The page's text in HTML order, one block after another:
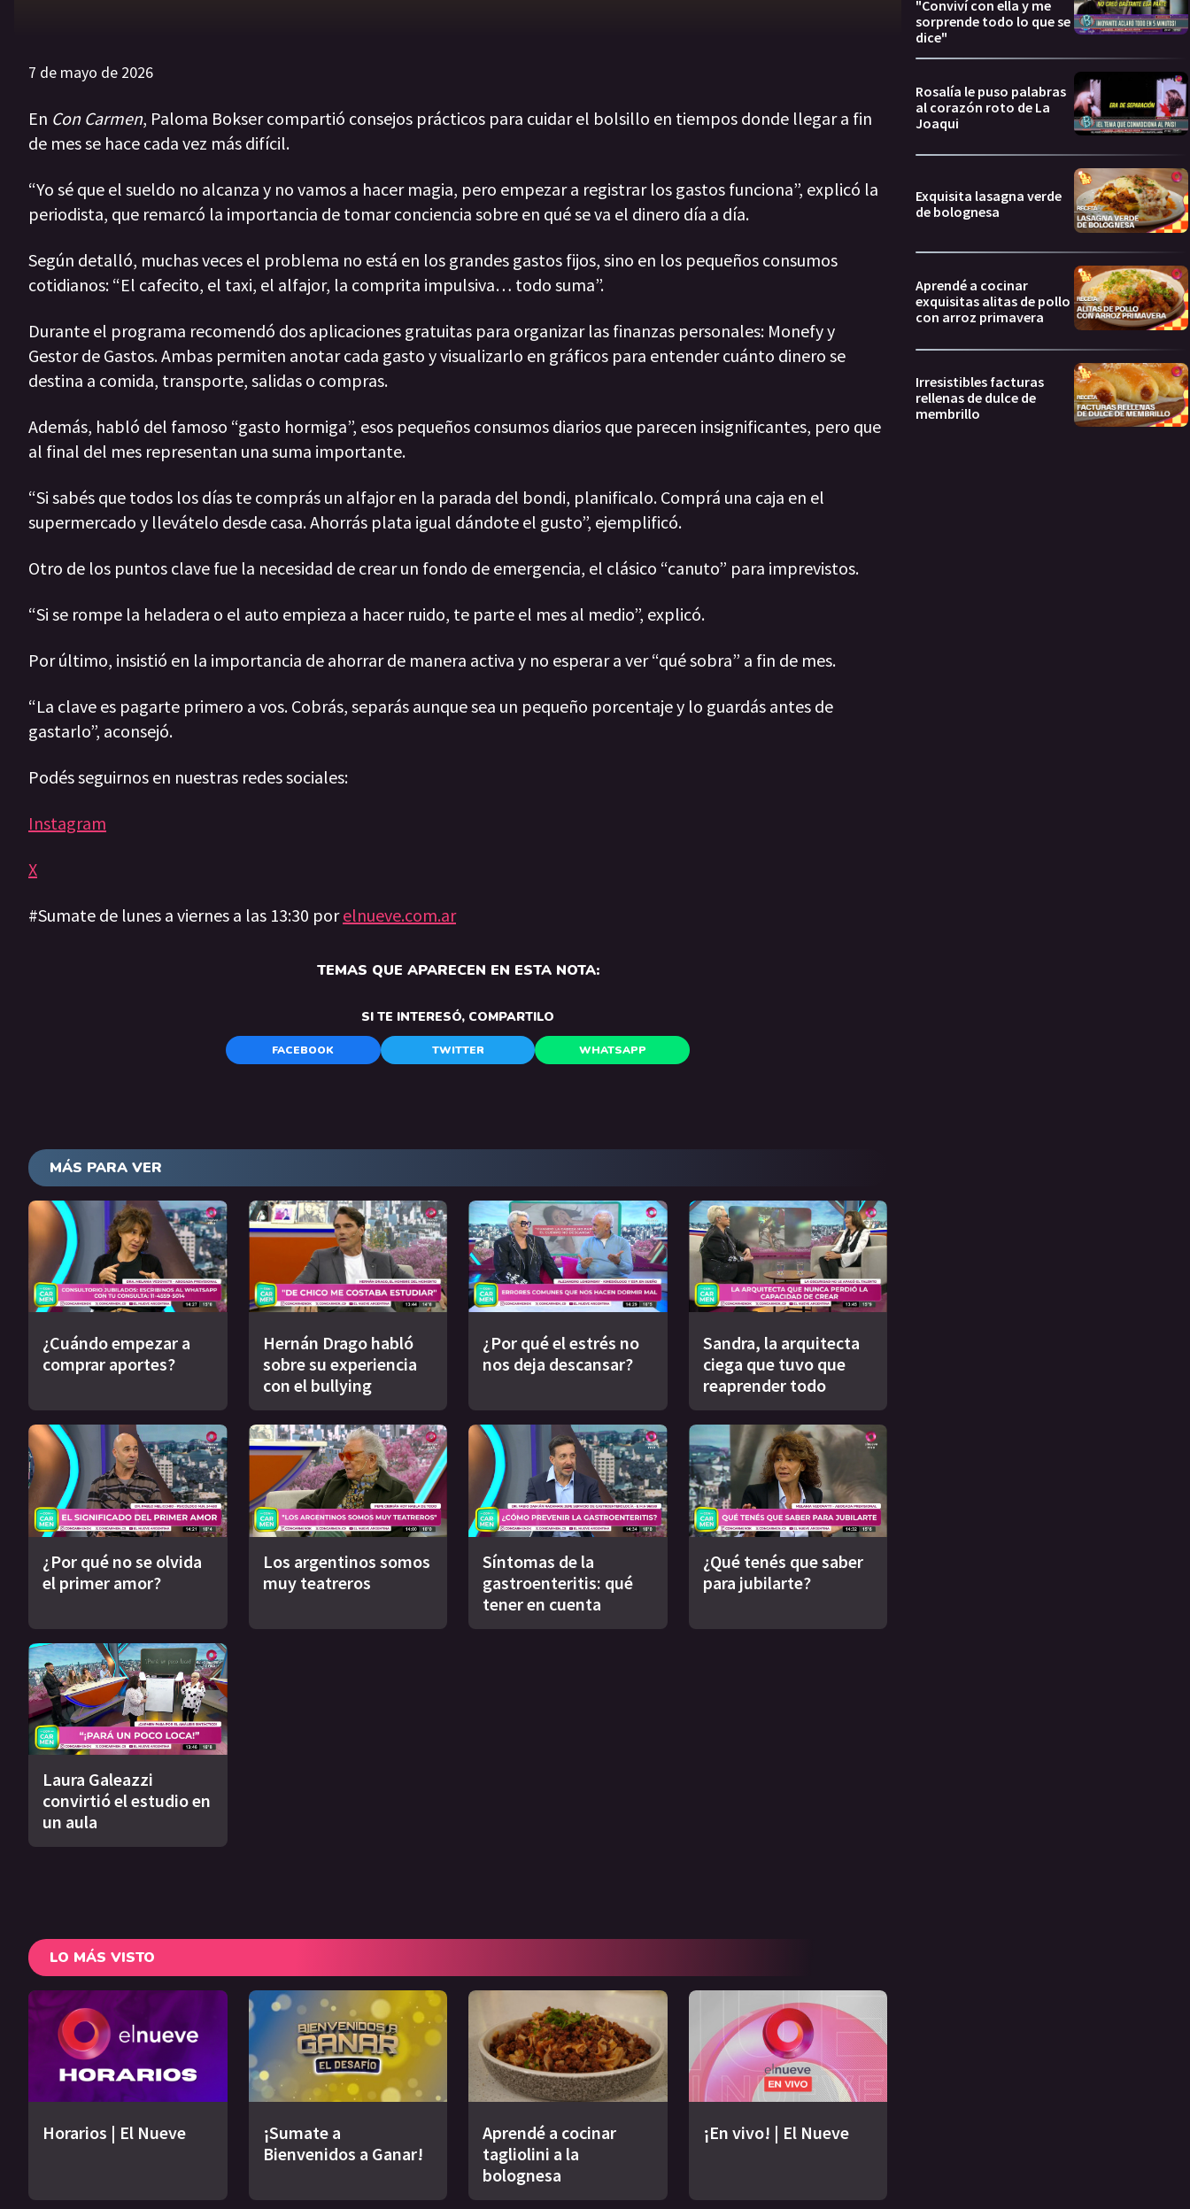
7 de mayo de 2026
En Con Carmen, Paloma Bokser compartió consejos prácticos para cuidar el bolsillo en tiempos donde llegar a fin
de mes se hace cada vez más difícil.
“Yo sé que el sueldo no alcanza y no vamos a hacer magia, pero empezar a registrar los gastos funciona”, explicó la
periodista, que remarcó la importancia de tomar conciencia sobre en qué se va el dinero día a día.
Según detalló, muchas veces el problema no está en los grandes gastos fijos, sino en los pequeños consumos
cotidianos: “El cafecito, el taxi, el alfajor, la comprita impulsiva… todo suma”.
Durante el programa recomendó dos aplicaciones gratuitas para organizar las finanzas personales: Monefy y
Gestor de Gastos. Ambas permiten anotar cada gasto y visualizarlo en gráficos para entender cuánto dinero se
destina a comida, transporte, salidas o compras.
Además, habló del famoso “gasto hormiga”, esos pequeños consumos diarios que parecen insignificantes, pero que
al final del mes representan una suma importante.
“Si sabés que todos los días te comprás un alfajor en la parada del bondi, planificalo. Comprá una caja en el
supermercado y llevátelo desde casa. Ahorrás plata igual dándote el gusto”, ejemplificó.
Otro de los puntos clave fue la necesidad de crear un fondo de emergencia, el clásico “canuto” para imprevistos.
“Si se rompe la heladera o el auto empieza a hacer ruido, te parte el mes al medio”, explicó.
Por último, insistió en la importancia de ahorrar de manera activa y no esperar a ver “qué sobra” a fin de mes.
“La clave es pagarte primero a vos. Cobrás, separás aunque sea un pequeño porcentaje y lo guardás antes de
gastarlo”, aconsejó.
Podés seguirnos en nuestras redes sociales:
Instagram
X
#Sumate de lunes a viernes a las 13:30 porelnueve.com.ar
TEMAS QUE APARECEN EN ESTA NOTA:
SI TE INTERESÓ, COMPARTILO
FACEBOOK TWITTER WHATSAPP
MÁS PARA VER
¿Cuándo empezar a
comprar aportes?
Hernán Drago habló
sobre su experiencia
con el bullying
¿Por qué el estrés no
nos deja descansar?
Sandra, la arquitecta
ciega que tuvo que
reaprender todo
¿Por qué no se olvida
el primer amor?
Los argentinos somos
muy teatreros
Síntomas de la
gastroenteritis: qué
tener en cuenta
¿Qué tenés que saber
para jubilarte?
Laura Galeazzi
convirtió el estudio en
un aula
LO MÁS VISTO
Horarios | El Nueve
¡Sumate a
Bienvenidos a Ganar!
Aprendé a cocinar
tagliolini a la
bolognesa
¡En vivo! | El Nueve
"Conviví con ella y me
sorprende todo lo que se
dice"
Rosalía le puso palabras
al corazón roto de La
Joaqui
Exquisita lasagna verde
de bolognesa
Aprendé a cocinar
exquisitas alitas de pollo
con arroz primavera
Irresistibles facturas
rellenas de dulce de
membrillo